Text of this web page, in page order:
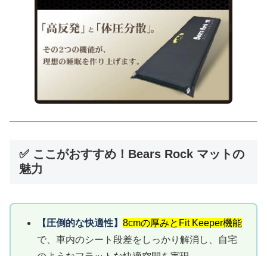
✅ ここがおすすめ！Bears Rock マットの
魅力
【圧倒的な快適性】8cmの厚みとFit Keeper機能
で、車内のシート段差をしっかり解消し、自宅